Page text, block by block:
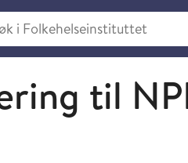
Folkehelseinstituttet
til